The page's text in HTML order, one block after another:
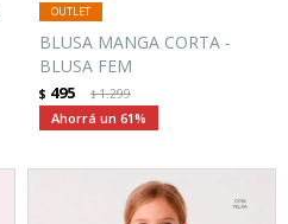
BLUSA MANGA CORTA -
BLUSA FEM
$ 495 $1.299
61